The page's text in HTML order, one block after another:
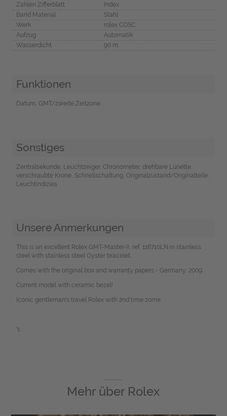
Zahlen Zifferblatt
Index
Band Material
Stahl
Werk
rolex COSC
Aufzug
Automatik
Wasserdicht
90 m
Funktionen
Datum, GMT/zweite Zeitzone
Sonstiges
Zentralsekunde, Leuchtzeiger, Chronometer, drehbare Lünette,
verschraubte Krone, Schnellschaltung, Originalzustand/Originalteile,
Leuchtindizies
Unsere Anmerkungen
This is an excellent Rolex GMT-Master-II, ref. 116710LN in stainless
steel with stainless steel Oyster bracelet.
Comes with the original box and warranty papers - Germany, 2009.
Current model with ceramic bezel!
Iconic gentleman's travel Rolex with 2nd time zome.
's.
Mehr über Rolex